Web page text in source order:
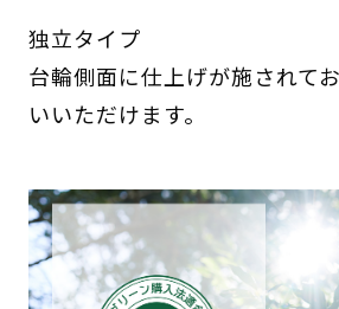
独立タイプ
台輪側面に仕上げが施されて
いいただけます。